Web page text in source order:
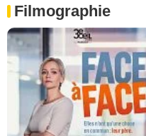
Filmographie